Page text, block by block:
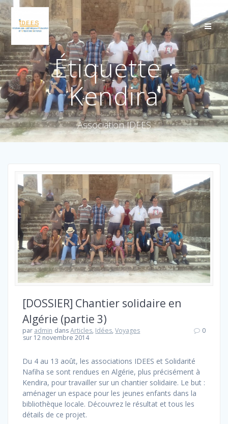
Étiquette :
Kendira
Association IDEES
[DOSSIER] Chantier solidaire en
Algérie (partie 3)
par admin dansArticles, Idées,Voyages
sur 12 novembre 2014
0
Du 4 au 13 août, les associations IDEES et Solidarité
Nafiha se sont rendues en Algérie, plus précisément à
Kendira, pour travailler sur un chantier solidaire. Le but :
aménager un espace pour les jeunes enfants dans la
bibliothèque locale. Découvrez le résultat et tous les
détails de ce projet.